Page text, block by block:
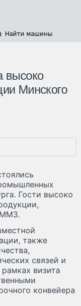
Найти машины
высоко
Минского
Гости высоко
также
связей и
визита
конвейера